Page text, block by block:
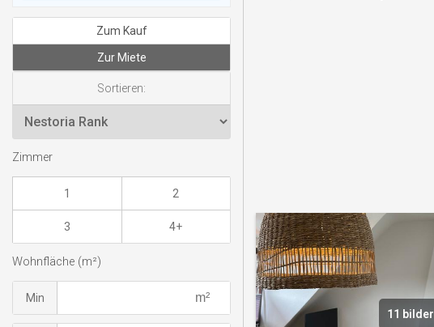
11 bilder
Zum Kauf
Zur Miete
Sortieren:
Zimmer
1 2
3 4+
Wohnfläche (m²)
Min